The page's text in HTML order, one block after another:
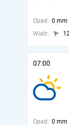
Opad: 0 mm
Wiatr:
07:00
Opad: 0 mm